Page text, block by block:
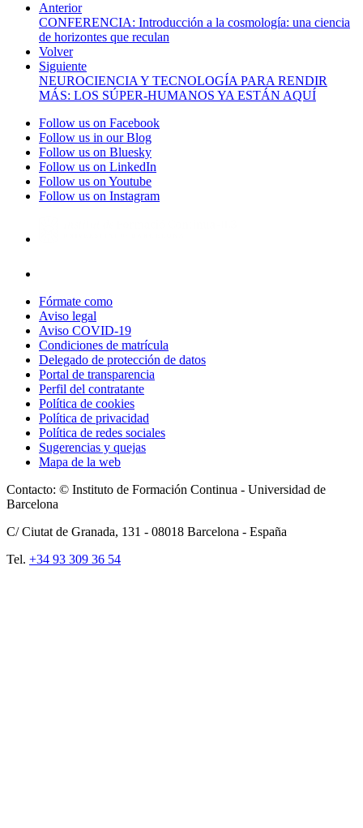
Anterior
CONFERENCIA: Introducción a la cosmología: una ciencia
de horizontes que reculan
Volver
Siguiente
NEUROCIENCIA Y TECNOLOGÍA PARA RENDIR
MÁS: LOS SÚPER-HUMANOS YA ESTÁN AQUÍ
Follow us on Facebook
Follow us in our Blog
Follow us on Bluesky
Follow us on LinkedIn
Follow us on Youtube
Follow us on Instagram
Fórmate como
Aviso legal
Aviso COVID-19
Condiciones de matrícula
Delegado de protección de datos
Portal de transparencia
Perfil del contratante
Política de cookies
Política de privacidad
Política de redes sociales
Sugerencias y quejas
Mapa de la web
Contacto: © Instituto de Formación Continua - Universidad de
Barcelona
C/ Ciutat de Granada, 131 - 08018 Barcelona - España
Tel. +34 93 309 36 54